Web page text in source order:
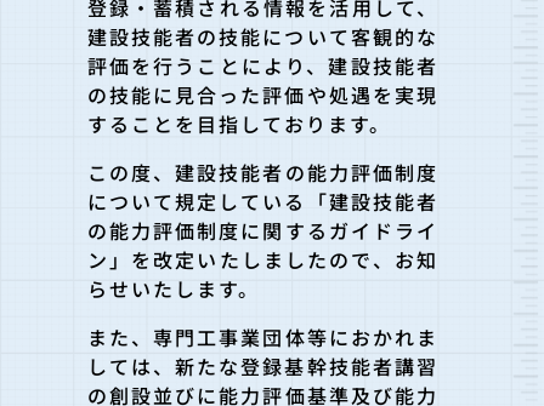
登録・蓄積される情報を活用して、
建設技能者の技能について客観的な
評価を行うことにより、建設技能者
の技能に見合っ た評価や処遇を実現
することを目指しております。
この度、建設技能者の能力評価制度
について規定している「建設技能者
の能力評価制度に関するガイドライ
ン」を改定いたしましたので、お知
らせいたします。
また、専門工事業団体等におかれま
しては、新たな登録基幹技能者講習
の創設並びに能力評価基準及び能力